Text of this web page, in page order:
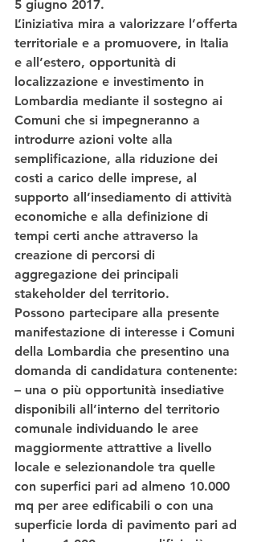
5 giugno 2017.
L’iniziativa mira a valorizzare l’offerta
territoriale e a promuovere, in Italia
e all’estero, opportunità di
localizzazione e investimento in
Lombardia mediante il sostegno ai
Comuni che si impegneranno a
introdurre azioni volte alla
semplificazione, alla riduzione dei
costi a carico delle imprese, al
supporto all’insediamento di attività
economiche e alla definizione di
tempi certi anche attraverso la
creazione di percorsi di
aggregazione dei principali
stakeholder del territorio.
Possono partecipare alla presente
manifestazione di interesse i Comuni
della Lombardia che presentino una
domanda di candidatura contenente:
– una o più opportunità insediative
disponibili all’interno del territorio
comunale individuando le aree
maggiormente attrattive a livello
locale e selezionandole tra quelle
con superfici pari ad almeno 10.000
mq per aree edificabili o con una
superficie lorda di pavimento pari ad